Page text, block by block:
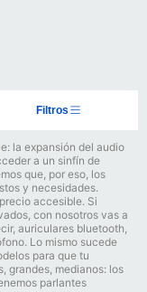
Filtros
la expansión del audio
a un sinfín de
que, por eso, los
y necesidades.
accesible. Si
con nosotros vas a
auriculares bluetooth,
Lo mismo sucede
para que tu
grandes, medianos: los
parlantes